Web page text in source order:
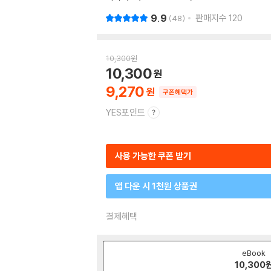
9.9 48 판매지수 120
10,300원
9,270
10,300
쿠폰혜택가
YES포인트
사용 가능한 쿠폰 받기
앱 다운 시 1천원 상품권
결제혜택
eBook
10,300